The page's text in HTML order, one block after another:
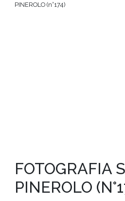
PINEROLO (n°174)
FOTOGRAFIA
PINEROLO